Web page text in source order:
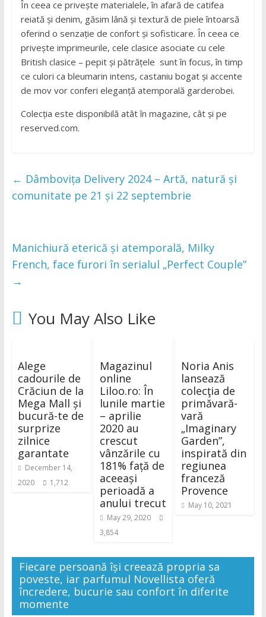
În ceea ce privește materialele, în afară de catifea
reiată și denim, găsim lână și textură de piele întoarsă
oferind o senzație de confort și sofisticare. În ceea ce
privește imprimeurile, cele clasice asociate cu cele
British clasice – pepit și pătrățele sunt în focus, în timp
ce culori ca bleumarin intens, castaniu bogat și accente
de mov vor conferi eleganță atemporală garderobei.
Colecția este disponibilă atât în magazine, cât și pe
reserved.com.
← Dâmbovița Delivery 2024 – Artă, natură și
comunitate pe 21 și 22 septembrie
Manichiură eterică și atemporală, Milky
French, face furori în serialul „Perfect Couple”
→
You May Also Like
Alege
cadourile de
Crăciun de la
Mega Mall și
bucură-te de
surprize
zilnice
garantate
December 14,
2020
1,712
Magazinul
online
Liloo.ro: În
lunile martie
– aprilie
2020 au
crescut
vânzările cu
181% față de
aceeași
perioadă a
anului trecut
May 29, 2020
3,854
Noria Anis
lansează
colecţia de
primăvară-
vară
„Imaginary
Garden”,
inspirată din
regiunea
franceză
Provence
May 10, 2021
Fiecare persoană își creează propria sa
poveste, iar parfumul Novellista oferă
încredere, bucurie sau confort în diferite
momente